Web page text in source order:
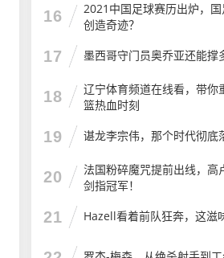
16
2021中国足球赛历出炉，
创造奇迹？
17 墨西哥守门员奥乔亚还能撑
18
辽宁体育频道在线看，带你
篮热血时刻
19 谌龙李宗伟，那个时代彻底
20
法国粉碎魔咒提前出线，高
剑指冠军！
21 Hazell看着前队狂奔，这滋